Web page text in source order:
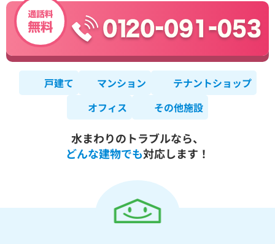
戸建て マンション
テナントショップ
オフィス
その他施設
水まわりのトラブルなら、
どんな建物でも対応します！